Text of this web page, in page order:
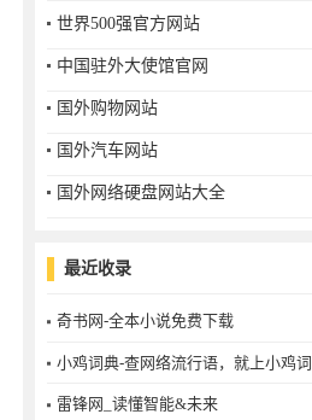
世界500强官方网站
中国驻外大使馆官网
国外购物网站
国外汽车网站
国外网络硬盘网站大全
最近收录
奇书网-全本小说免费下载
小鸡词典-查网络流行语，就上小鸡词
雷锋网_读懂智能&未来